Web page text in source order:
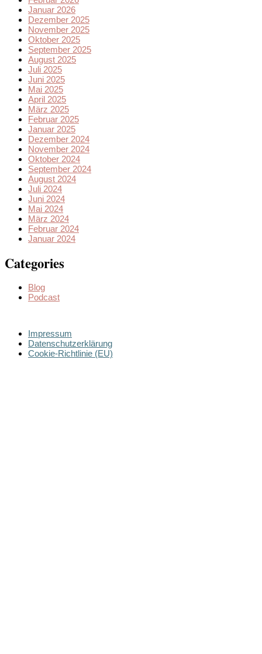
Januar 2026
Dezember 2025
November 2025
Oktober 2025
September 2025
August 2025
Juli 2025
Juni 2025
Mai 2025
April 2025
März 2025
Februar 2025
Januar 2025
Dezember 2024
November 2024
Oktober 2024
September 2024
August 2024
Juli 2024
Juni 2024
Mai 2024
März 2024
Februar 2024
Januar 2024
Categories
Blog
Podcast
Impressum
Datenschutzerklärung
Cookie-Richtlinie (EU)